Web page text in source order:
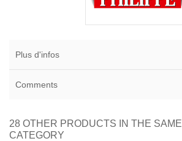
Plus d'infos
Comments
28 OTHER PRODUCTS IN THE SAME
CATEGORY